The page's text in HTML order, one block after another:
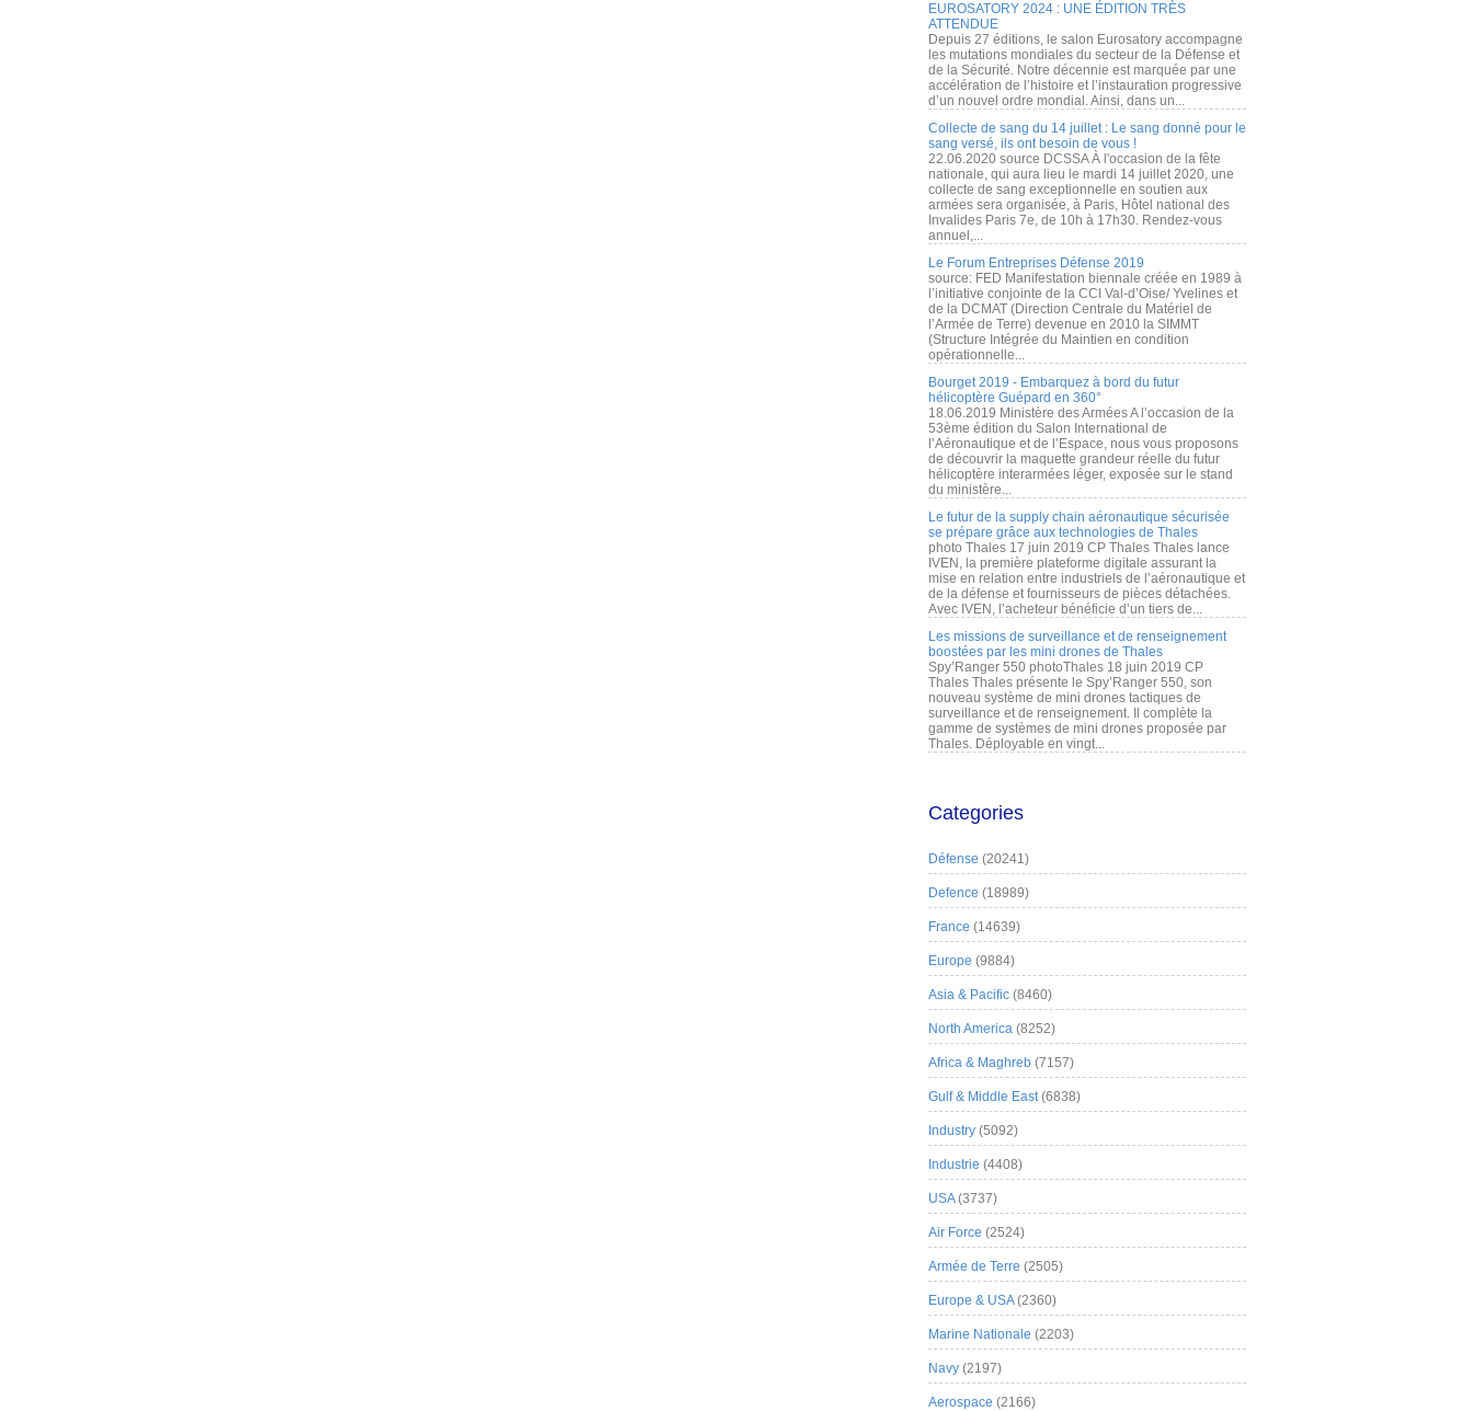
EUROSATORY 2024 : UNE ÉDITION TRÈS
ATTENDUE
Depuis 27 éditions, le salon Eurosatory accompagne
les mutations mondiales du secteur de la Défense et
de la Sécurité. Notre décennie est marquée par une
accélération de l’histoire et l’instauration progressive
d’un nouvel ordre mondial. Ainsi, dans un...
Collecte de sang du 14 juillet : Le sang donné pour le
sang versé, ils ont besoin de vous !
22.06.2020 source DCSSA À l'occasion de la fête
nationale, qui aura lieu le mardi 14 juillet 2020, une
collecte de sang exceptionnelle en soutien aux
armées sera organisée, à Paris, Hôtel national des
Invalides Paris 7e, de 10h à 17h30. Rendez-vous
annuel,...
Le Forum Entreprises Défense 2019
source: FED Manifestation biennale créée en 1989 à
l’initiative conjointe de la CCI Val-d’Oise/ Yvelines et
de la DCMAT (Direction Centrale du Matériel de
l’Armée de Terre) devenue en 2010 la SIMMT
(Structure Intégrée du Maintien en condition
opérationnelle...
Bourget 2019 - Embarquez à bord du futur
hélicoptère Guépard en 360°
18.06.2019 Ministère des Armées A l’occasion de la
53ème édition du Salon International de
l’Aéronautique et de l’Espace, nous vous proposons
de découvrir la maquette grandeur réelle du futur
hélicoptère interarmées léger, exposée sur le stand
du ministère...
Le futur de la supply chain aéronautique sécurisée
se prépare grâce aux technologies de Thales
photo Thales 17 juin 2019 CP Thales Thales lance
IVEN, la première plateforme digitale assurant la
mise en relation entre industriels de l’aéronautique et
de la défense et fournisseurs de pièces détachées.
Avec IVEN, l’acheteur bénéficie d’un tiers de...
Les missions de surveillance et de renseignement
boostées par les mini drones de Thales
Spy’Ranger 550 photoThales 18 juin 2019 CP
Thales Thales présente le Spy’Ranger 550, son
nouveau système de mini drones tactiques de
surveillance et de renseignement. Il complète la
gamme de systèmes de mini drones proposée par
Thales. Déployable en vingt...
Categories
Défense (20241)
Defence (18989)
France (14639)
Europe (9884)
Asia & Pacific (8460)
North America (8252)
Africa & Maghreb (7157)
Gulf & Middle East(6838)
Industry (5092)
Industrie (4408)
USA(3737)
Air Force (2524)
Armée de Terre (2505)
Europe & USA(2360)
Marine Nationale (2203)
Navy (2197)
Aerospace (2166)